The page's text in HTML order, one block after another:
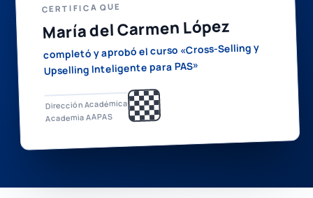
CERTIFICA QUE
María del Carmen López
completó y aprobó el curso «Cross-Selling y
Upselling Inteligente para PAS»
Dirección Académica
Academia AAPAS